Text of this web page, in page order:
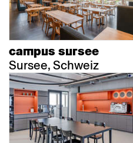
campus sursee
Sursee, Schweiz